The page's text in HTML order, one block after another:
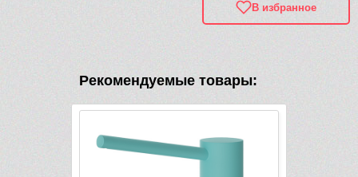
В избранное
Рекомендуемые товары: